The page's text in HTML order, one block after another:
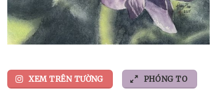
XEM TRÊN TƯỜNG PHÓNG TO